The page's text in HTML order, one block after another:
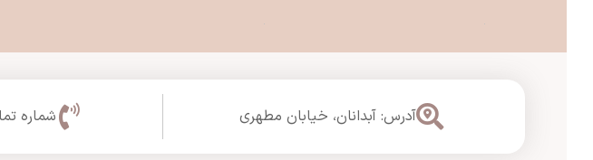
آدرس: آبدانان، خیابان مطهری شماره تماس: